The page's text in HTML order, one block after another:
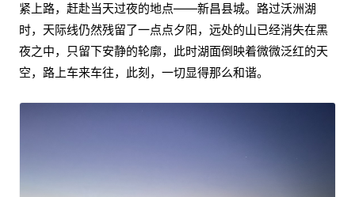
紧上路，赶赴当天过夜的地点——新昌县城。路过沃洲湖
时，天际线仍然残留了一点点夕阳，远处的山已经消失在黑
夜之中，只留下安静的轮廓，此时湖面倒映着微微泛红的天
空，路上车来车往，此刻，一切显得那么和谐。